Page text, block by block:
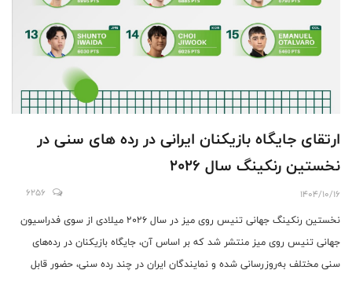
ارتقای جایگاه بازیکنان ایرانی در رده های سنی در
نخستین رنکینگ سال ۲۰۲۶
1404/10/16
6256
نخستین رنکینگ جهانی تنیس روی میز در سال ۲۰۲۶ میلادی از سوی فدراسیون
جهانی تنیس روی میز منتشر شد که بر اساس آن، جایگاه بازیکنان در رده‌های
سنی مختلف به‌روزرسانی شده و نمایندگان ایران در چند رده سنی، حضور قابل